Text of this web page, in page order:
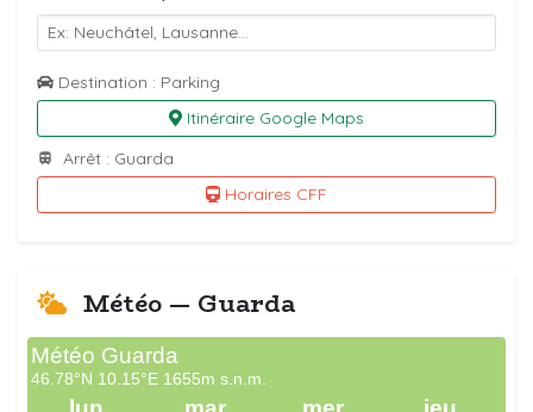
Destination : Parking
Itinéraire Google Maps
Arrêt : Guarda
Horaires CFF
Météo — Guarda